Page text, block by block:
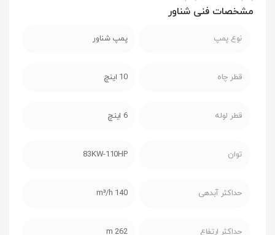
مشخصات فنی شناور
نوع پمپ پمپ شناور
قطر چاه 10 اینچ
قطر لوله 6 اینچ
توان 83KW-110HP
حداکثر آبدهی 140 m³/h
حداکثر ارتفاع 262 m